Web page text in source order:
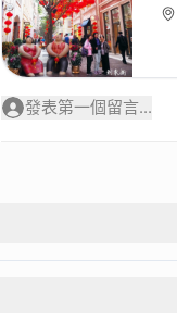
發表第一個留言...